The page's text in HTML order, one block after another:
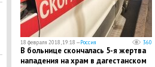
18 февраля 2018, 19:18 —Россия 360
В больнице скончалась 5-я жертва
нападения на храм в дагестанском